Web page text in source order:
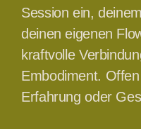
Session ein,
deinen eigenen
kraftvolle
Embodiment.
Erfahrung oder